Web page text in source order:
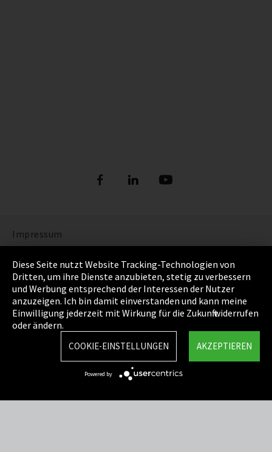
Impressum
Datenschutz
Cookie Einstellungen
AGB
Sitemap
EmpCo Richtlinie
Diese Seite nutzt Website Tracking-Technologien von
Dritten, um ihre Dienste anzubieten, stetig zu verbessern
und Werbung entsprechend der Interessen der Nutzer
anzuzeigen. Ich bin damit einverstanden und kann meine
Einwilligung jederzeit mit Wirkung für die Zukunft widerrufen
oder ändern.
AKZEPTIEREN
COOKIE-EINSTELLUNGEN
Powered by